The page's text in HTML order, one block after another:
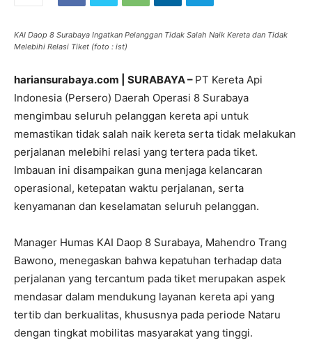
KAI Daop 8 Surabaya Ingatkan Pelanggan Tidak Salah Naik Kereta dan Tidak
Melebihi Relasi Tiket (foto : ist)
hariansurabaya.com | SURABAYA – PT Kereta Api
Indonesia (Persero) Daerah Operasi 8 Surabaya
mengimbau seluruh pelanggan kereta api untuk
memastikan tidak salah naik kereta serta tidak melakukan
perjalanan melebihi relasi yang tertera pada tiket.
Imbauan ini disampaikan guna menjaga kelancaran
operasional, ketepatan waktu perjalanan, serta
kenyamanan dan keselamatan seluruh pelanggan.
Manager Humas KAI Daop 8 Surabaya, Mahendro Trang
Bawono, menegaskan bahwa kepatuhan terhadap data
perjalanan yang tercantum pada tiket merupakan aspek
mendasar dalam mendukung layanan kereta api yang
tertib dan berkualitas, khususnya pada periode Nataru
dengan tingkat mobilitas masyarakat yang tinggi.